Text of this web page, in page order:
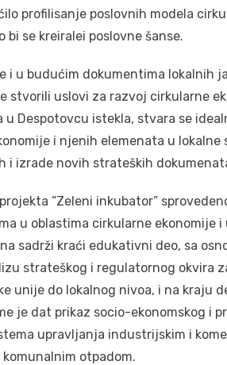
profilisanje poslovnih modela
bi se kreiralei poslovne šanse.
i u budućim dokumentima lokalnih
stvorili uslovi za razvoj cirkularne
Despotovcu istekla, stvara se
i njenih elemenata u
i izrade novih strateških
“Zeleni inkubator”
u oblastima cirkularne ekonomije
sadrži kraći edukativni deo, sa
strateškog i regulatornog okvira
unije do lokalnog nivoa, i na kraju
je dat prikaz socio-ekonomskog i
upravljanja industrijskim i
otpadom.